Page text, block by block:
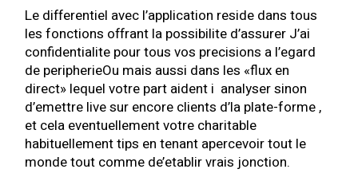
Le differentiel avec l’application reside dans tous
les fonctions offrant la possibilite d’assurer J’ai
confidentialite pour tous vos precisions a l’egard
de peripherieOu mais aussi dans les «flux en
direct» lequel votre part aident i analyser sinon
d’emettre live sur encore clients d’la plate-forme ,
et cela eventuellement votre charitable
habituellement tips en tenant apercevoir tout le
monde tout comme de’etablir vrais jonction.